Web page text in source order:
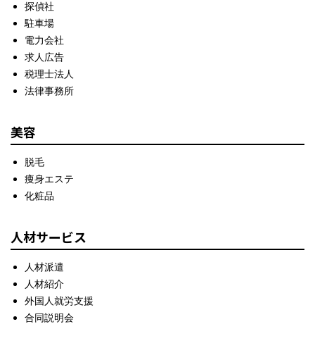
探偵社
駐車場
電力会社
求人広告
税理士法人
法律事務所
美容
脱毛
痩身エステ
化粧品
人材サービス
人材派遣
人材紹介
外国人就労支援
合同説明会